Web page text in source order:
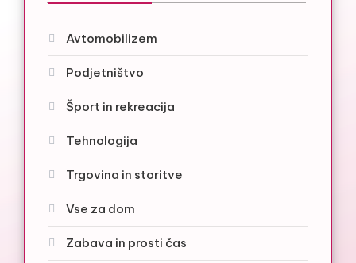
Avtomobilizem
Podjetništvo
Šport in rekreacija
Tehnologija
Trgovina in storitve
Vse za dom
Zabava in prosti čas